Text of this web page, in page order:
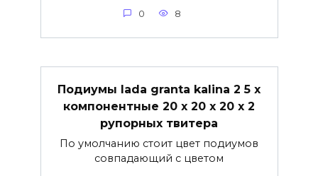
0 8
Подиумы lada granta kalina 2 5 х
компонентные 20 х 20 х 20 х 2
рупорных твитера
По умолчанию стоит цвет подиумов
совпадающий с цветом